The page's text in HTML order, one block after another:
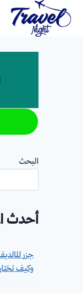
التجاوز
البحث
أحدث
جزر
وكيف تختار